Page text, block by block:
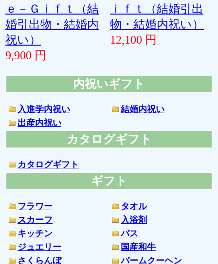
ｅ－Ｇｉｆｔ（結
婚引出物・結婚内
祝い）
9,900 円
ｉｆｔ（結婚引出
物・結婚内祝い）
12,100 円
内祝いギフト
入進学内祝い
結婚内祝い
出産内祝い
カタログギフト
カタログギフト
ギフト
フラワー
タオル
スカーフ
入浴剤
キッチン
バス
ジュエリー
国産和牛
さくらんぼ
バームクーヘン